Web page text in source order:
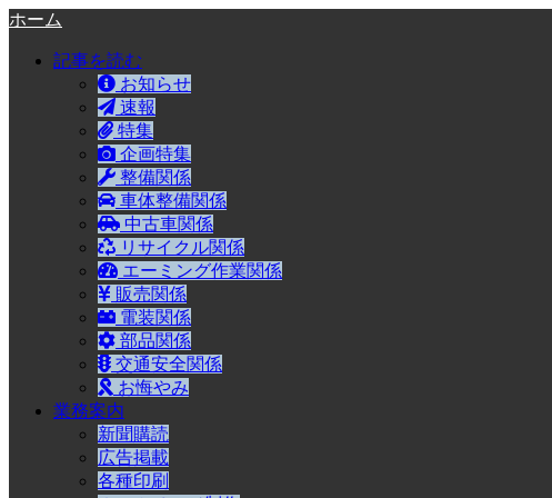
ホーム
記事を読む
お知らせ
速報
特集
企画特集
整備関係
車体整備関係
中古車関係
リサイクル関係
エーミング作業関係
販売関係
電装関係
部品関係
交通安全関係
お悔やみ
業務案内
新聞購読
広告掲載
各種印刷